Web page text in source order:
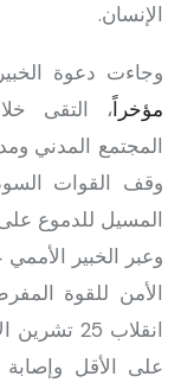
الإنسان.
وجاءت دعوة
مؤخراً، التقى
المجتمع المدني
وقف القوات
المسيل للدموع
وعبر الخبير
الأمن للقوة
على الأقل